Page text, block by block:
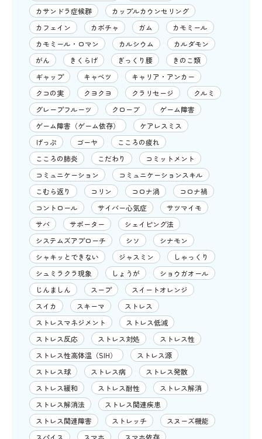
カサンドラ症候群
カップルカウンセリング
カフェイン
カボチャ ガム
カモミール
カモミール・ロマン
カルシウム
カルダモン
がん
きくらげ ぎっくり腰
きのこ類
ギャップ
キャベツ
キャリア・アンカー
クコの実
クヨクヨ クラリセージ
クルミ
グレープフルーツ
クローブ
ゲーム障害
ゲーム障害（ゲーム依存）
ケアレスミス
げっぷ
ゴーヤ
こころの疲れ
こころの肺炎
こだわり
コミットメント
コミュニケーション
コミュニケーションスキル
こむら返り
コリン コロナ渦
コロナ禍
コントロール
サイバー心気症
サツマイモ
サバ
サポーター
シェイピング法
システムズアプローチ
シソ
シナモン
シャキッとできない
ジャスミン
しゃっくり
シュミラクラ現象
しょうが
ショウガオール
じんましん
スープ
スイートオレンジ
スイカ
スキーマ
ストレス
ストレスマネジメント
ストレス低減
ストレス反応
ストレス対処
ストレス性
ストレス性高体温（SIH）
ストレス源
ストレス球
ストレス病
ストレス発散
ストレス緩和
ストレス耐性
ストレス解消
ストレス解消法
ストレス関連疾患
ストレス関連障害
ストレッチ
スヌーズ機能
スパイス
スマホ スマホ依存